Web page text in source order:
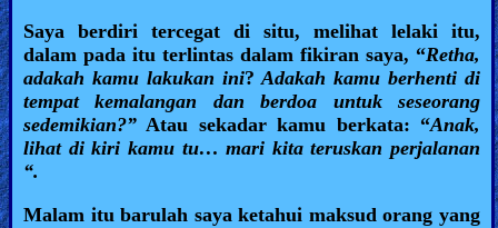
Saya berdiri tercegat di situ, melihat lelaki itu,
dalam pada itu terlintas dalam fikiran saya, “Retha,
adakah kamu lakukan ini?Adakah kamu berhenti di
tempat kemalangan dan berdoa untuk seseorang
sedemikian?” Atau sekadar kamu berkata: “Anak,
lihat di kiri kamu tu… mari kita teruskan perjalanan
“.
Malam itu barulah saya ketahui maksud orang yang